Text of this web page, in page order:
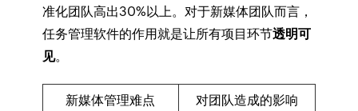
准化团队高出30%以上。对于新媒体团队而言，
任务管理软件的作用就是让所有项目环节透明可
见。
新媒体管理难点 对团队造成的影响